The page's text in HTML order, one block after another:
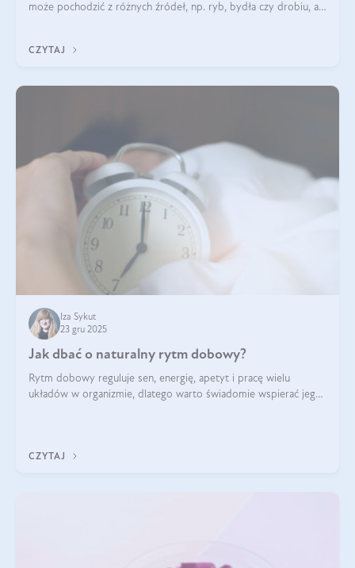
może pochodzić z różnych źródeł, np. ryb, bydła czy drobiu, a
bydlęcy.
CZYTAJ
Iza Sykut
23 gru 2025
Jak dbać o naturalny rytm dobowy?
Rytm dobowy reguluje sen, energię, apetyt i pracę wielu
układów w organizmie, dlatego warto świadomie wspierać jego
CZYTAJ